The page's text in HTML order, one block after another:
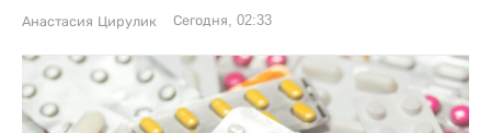
Анастасия Цирулик Сегодня, 02:33